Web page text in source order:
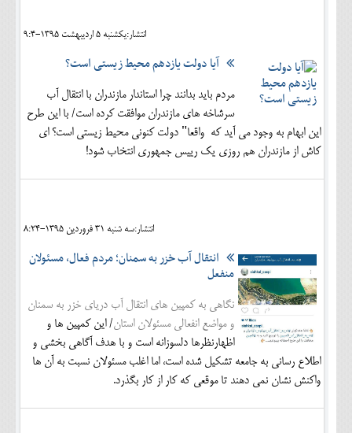
انتشار:يکشنبه 5 ارديبهشت 1395-9:4
آیا دولت یازدهم محیط زیستی است؟
مردم باید بدانند چرا استاندار مازندران با انتقال آب
سرشاخه های مازندران موافقت کرده است/ با این طرح
این ابهام به وجود می آید که واقعا" دولت کنونی محیط زیستی است؟ ای
کاش از مازندران هم روزی یک رییس جمهوری انتخاب شود!
انتشار:سه شنبه 31 فروردين 1395-8:24
انتقال آب خزر به سمنان؛ مردم فعال، مسئولان
منفعل
نگاهی به کمپین های انتقال آب دریای خزر به سمنان
و مواضع انفعالی مسئولان استان/ این کمپین ها و
اظهارنظرها دلسوزانه است و با هدف آگاهی بخشی و
اطلاع رسانی به جامعه تشکیل شده است، اما اغلب مسئولان نسبت به آن ها
واکنش نشان نمی دهند تا موقعی که کار از کار بگذرد.